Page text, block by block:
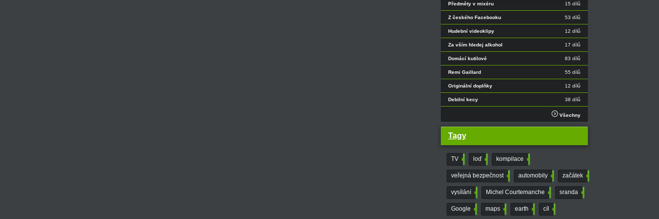
Předměty v mixéru 15 dílů
Z českého Facebooku 53 dílů
Hudební videoklipy 12 dílů
Za vším hledej alkohol 17 dílů
Domácí kutilové 83 dílů
Remi Gaillard 55 dílů
Originální doplňky 12 dílů
Debilní kecy 38 dílů
Všechny
Tagy
TV loď kompilace
veřejná bezpečnost automobily začátek
vysílání Michel Courtemanche sranda
Google maps earth cíl